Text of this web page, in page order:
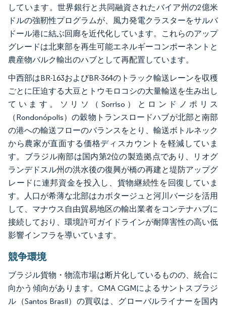
しています。世界銀行と共同融資されたバイア州の2億米
ドルの強靭性プログラムが、風力発電クラスターをサルバ
ドール港に結ぶ回廊を近代化しています。これらのアップ
グレードは北東部を再生可能エネルギーコンポーネントと
農産物バルク輸出のハブとして再配置しています。
中西部はBR-163およびBR-364のトラック輸送レーンを収穫
ごとに圧迫する大豆とトウモロコシの大量輸送を生み出し
ています。ソリソ（Sorriso）とロンドノポリス
（Rondonópolis）の穀物トランスロードハブが北部と南部
の港への輸送フローのバランスをとり、輸送ボトルネック
から農家が直面する価格ディスカウントを軽減していま
す。ブラジル南部は国内第2位の製造拠点であり、リオグ
ランデドスル州の洪水後の復興が橋の再建と堤防アップグ
レードに連邦資金を投入し、貨物継続性を回復していま
す。人口が希薄な北部はカボタージュと河川バージを活用
して、マナウス自由貿易地区の輸出業者をコンテナハブに
接続しており、環境許可ガイドラインが耐障害性の高い低
影響インフラを導いています。
競争環境
ブラジル貨物・物流市場は断片化しているものの、統合に
向かう傾向があります。CMA CGMによるサントスブラジ
ル（Santos Brasil）の買収は、グローバルライナーを国内